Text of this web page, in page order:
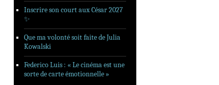
Inscrire son court aux César 2027
✨
Que ma volonté soit faite de Julia
Kowalski
Federico Luis : « Le cinéma est une
sorte de carte émotionnelle »